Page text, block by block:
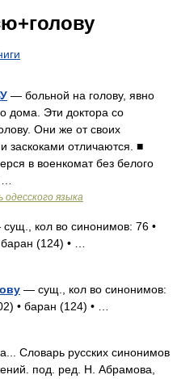
— больной на голову, явно
дома. Эти доктора со
Они же от своих
заскоками отличаются. ■
в военкомат без белого
языка
кол во синонимов: 76 •
(124) • …
— сущ., кол во синонимов:
• баран (124) • …
Словарь русских синонимов
под. ред. Н. Абрамова,